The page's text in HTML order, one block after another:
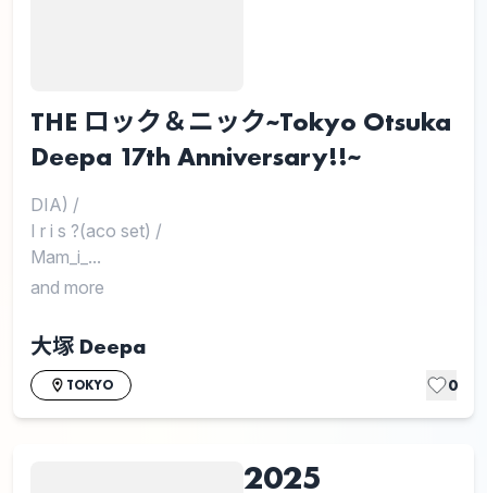
THE ロック＆ニック~Tokyo Otsuka
Deepa 17th Anniversary!!~
DIA) /
I r i s ?(aco set) /
Mam_i_...
and more
大塚 Deepa
TOKYO 0
2025